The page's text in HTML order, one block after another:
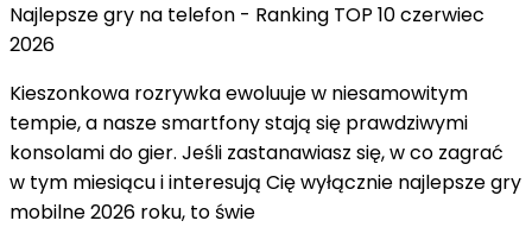
Najlepsze gry na telefon - Ranking TOP 10 czerwiec
2026
Kieszonkowa rozrywka ewoluuje w niesamowitym
tempie, a nasze smartfony stają się prawdziwymi
konsolami do gier. Jeśli zastanawiasz się, w co zagrać
w tym miesiącu i interesują Cię wyłącznie najlepsze gry
mobilne 2026 roku, to świe